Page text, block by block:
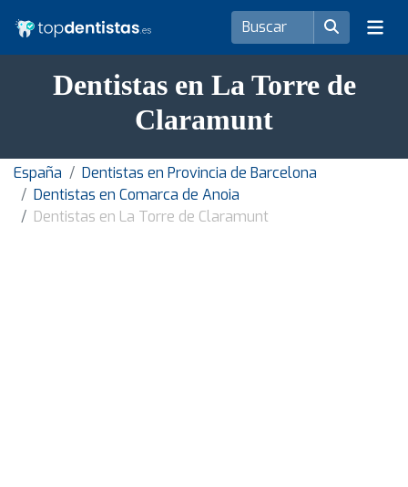
Dentistas en La Torre de
Claramunt
España
Dentistas en Provincia de Barcelona
Dentistas en Comarca de Anoia
Dentistas en La Torre de Claramunt